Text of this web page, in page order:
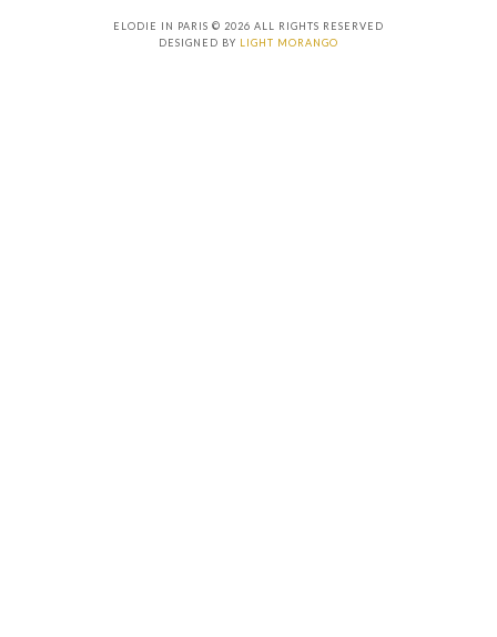
ELODIE IN PARIS © 2026 ALL RIGHTS RESERVED
DESIGNED BY LIGHT MORANGO